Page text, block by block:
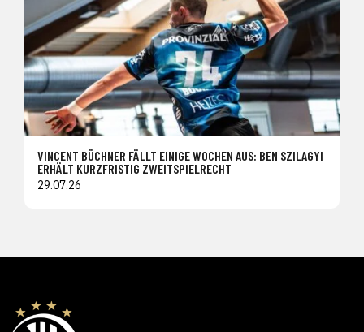
VINCENT BÜCHNER FÄLLT EINIGE WOCHEN AUS: BEN SZILAGYI
ERHÄLT KURZFRISTIG ZWEITSPIELRECHT
29.07.26